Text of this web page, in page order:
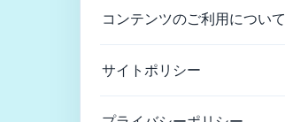
コンテンツのご利用について
サイトポリシー